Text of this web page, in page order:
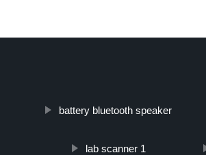
battery bluetooth speaker
lab scanner 1